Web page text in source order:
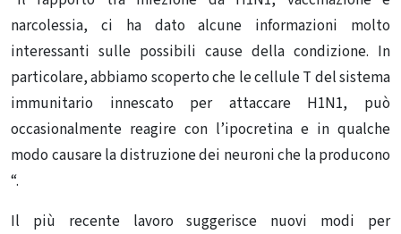
narcolessia, ci ha dato alcune informazioni molto
interessanti sulle possibili cause della condizione. In
particolare, abbiamo scoperto che le cellule T del sistema
immunitario innescato per attaccare H1N1, può
occasionalmente reagire con l’ipocretina e in qualche
modo causare la distruzione dei neuroni che la producono
“.
Il più recente lavoro suggerisce nuovi modi per